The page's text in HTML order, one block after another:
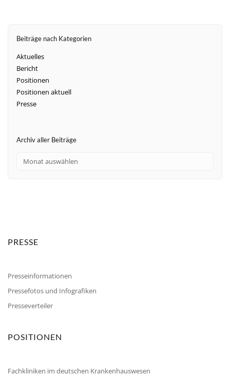
Beiträge nach Kategorien
Aktuelles
Bericht
Positionen
Positionen aktuell
Presse
Archiv aller Beiträge
PRESSE
Presseinformationen
Pressefotos und Infografiken
Presseverteiler
POSITIONEN
Fachkliniken im deutschen Krankenhauswesen